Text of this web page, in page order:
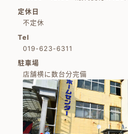
定休日
不定休
Tel
019-623-6311
駐車場
店舗横に数台分完備